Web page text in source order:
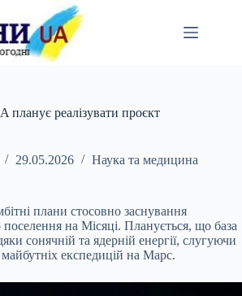
планує реалізувати проєкт
29.05.2026 Наука та медицина
плани стосовно заснування
на Місяці. Планується, що база
сонячній та ядерній енергії, слугуючи
експедицій на Марс.